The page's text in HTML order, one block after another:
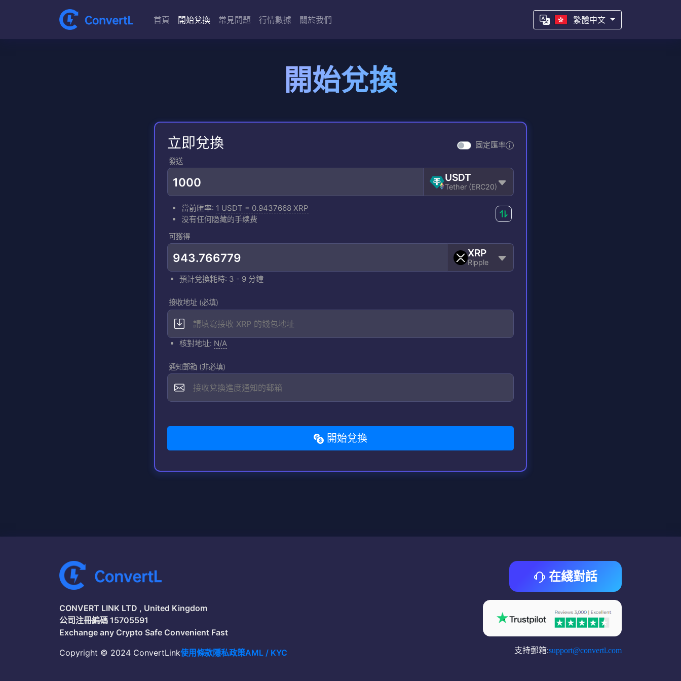
首頁 開始兌換 常見問題 行情數據 關於我們 繁體中文
開始兌換
立即兌換 固定匯率
發送
USDT
Tether (ERC20)
當前匯率: 1 USDT = 0.9437668 XRP
没有任何隐藏的手续费
可獲得
XRP
Ripple
預計兌換耗時: 3 - 9 分鐘
接收地址 (必填)
核對地址: N/A
通知郵箱 (非必填)
開始兌換
CONVERT LINK LTD , United Kingdom
公司注冊編碼 15705591
Exchange any Crypto Safe Convenient Fast
Copyright © 2024 ConvertLink使用條款隱私政策AML / KYC
在綫對話
支持郵箱:support@convertl.com